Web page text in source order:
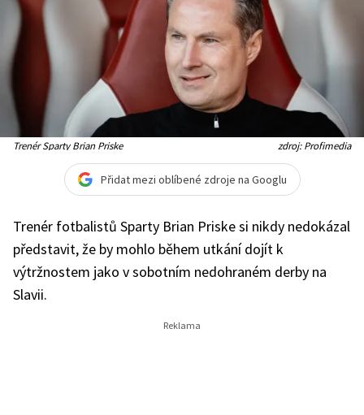
Trenér Sparty Brian Priske zdroj: Profimedia
Přidat mezi oblíbené zdroje na Googlu
Trenér fotbalistů Sparty Brian Priske si nikdy nedokázal
představit, že by mohlo během utkání dojít k
výtržnostem jako v sobotním nedohraném derby na
Slavii.